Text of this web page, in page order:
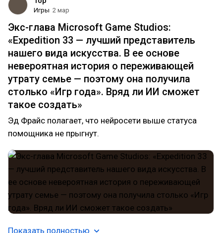
Игры 2 мар
Экс-глава Microsoft Game Studios:
«Expedition 33 — лучший представитель
нашего вида искусства. В ее основе
невероятная история о переживающей
утрату семье — поэтому она получила
столько «Игр года». Вряд ли ИИ сможет
такое создать»
Эд Фрайс полагает, что нейросети выше статуса
помощника не прыгнут.
Показать полностью